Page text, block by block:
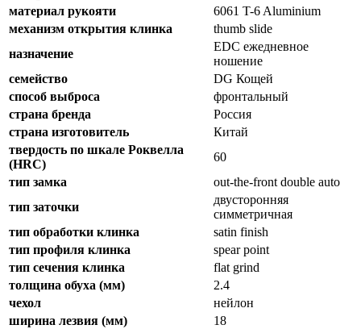
материал рукояти
6061 T-6 Aluminium
механизм открытия клинка
thumb slide
назначение
EDC ежедневное
ношение
семейство
DG Кощей
способ выброса
фронтальный
страна бренда
Россия
страна изготовитель
Китай
твердость по шкале Роквелла
(HRC)
60
тип замка
out-the-front double auto
тип заточки
двусторонняя
симметричная
тип обработки клинка
satin finish
тип профиля клинка
spear point
тип сечения клинка
flat grind
толщина обуха (мм)
2.4
чехол
нейлон
ширина лезвия (мм)
18